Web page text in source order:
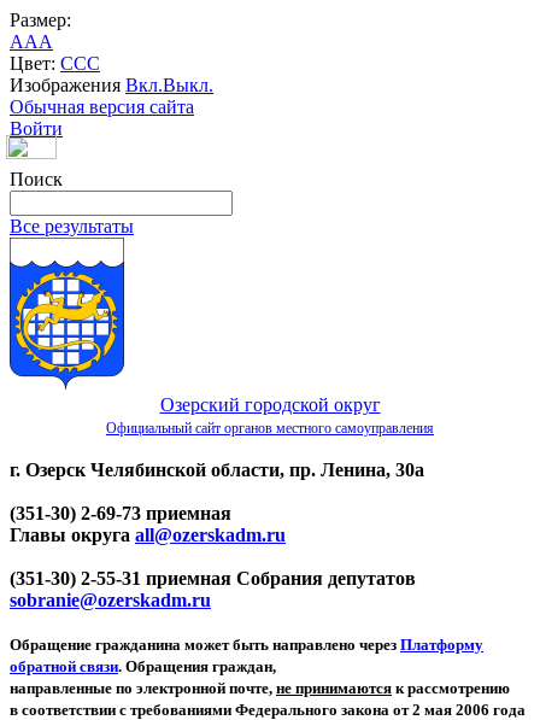
Размер:
AAA
Цвет: CCC
Изображения Вкл.Выкл.
Обычная версия сайта
Войти
Поиск
Все результаты
Озерский городской округ
Официальный сайт органов местного самоуправления
г. Озерск Челябинской области, пр. Ленина, 30а
(351-30) 2-69-73 приемная
Главы округа all@ozerskadm.ru
(351-30) 2-55-31 приемная Собрания депутатов
sobranie@ozerskadm.ru
Обращение гражданина может быть направлено через Платформу
обратной связи. Обращения граждан,
направленные по электронной почте, не принимаются к рассмотрению
в соответствии с требованиями Федерального закона от 2 мая 2006 года